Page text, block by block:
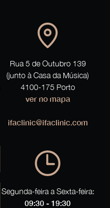
Rua 5 de Outubro 139
(junto à Casa da Música)
4100-175 Porto
ver no mapa
ifaclinic@ifaclinic.com
Segunda-feira a Sexta-feira:
09:30 - 19:30